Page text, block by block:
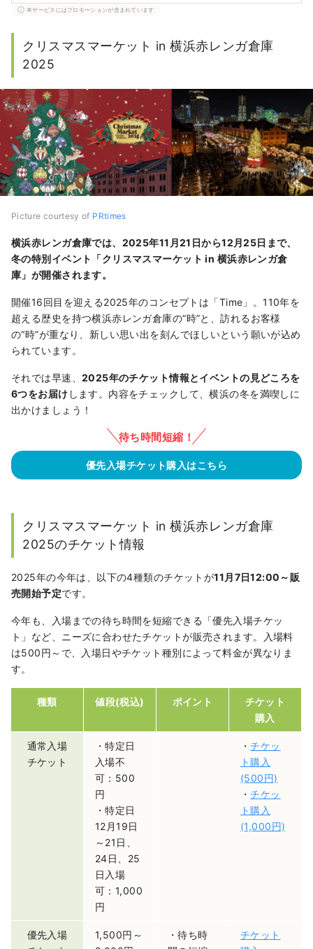
本サービスにはプロモーションが含まれています
クリスマスマーケット in 横浜赤レンガ倉庫
2025
Picture courtesy of PRtimes
横浜赤レンガ倉庫では、2025年11月21日から12月25日まで、
冬の特別イベント「クリスマスマーケット in 横浜赤レンガ倉
庫」が開催されます。
開催16回目を迎える2025年のコンセプトは「Time」。110年を
超える歴史を持つ横浜赤レンガ倉庫の“時”と、訪れるお客様
の“時”が重なり、新しい思い出を刻んでほしいという願いが込め
られています。
それでは早速、 2025年のチケット情報とイベントの見どころを
6つをお届け します。内容をチェックして、横浜の冬を満喫しに
出かけましょう！
待ち時間短縮！
優先入場チケット購入はこちら
クリスマスマーケット in 横浜赤レンガ倉庫
2025のチケット情報
2025年の今年は、以下の4種類のチケットが11月7日12:00～販
売開始予定です。
今年も、入場までの待ち時間を短縮できる「優先入場チケッ
ト」など、ニーズに合わせたチケットが販売されます。入場料
は500円～で、入場日やチケット種別によって料金が異なりま
す。
種類 値段(税込) ポイント
チケット
購入
通常入場
チケット
・特定日
入場不
可：500
円
・特定日
12月19日
～21日、
24日、25
日入場
可：1,000
円
・チケッ
ト購入
(500円)
・チケッ
ト購入
(1,000円)
優先入場
1,500円～
・待ち時
チケット